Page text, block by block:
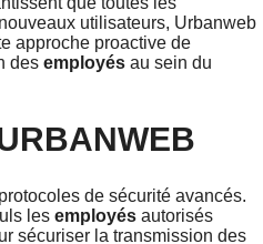
utilisateurs, Urbanweb
approche proactive de
des employés au sein du
de sécurité avancés.
les employés autorisés
sécuriser la transmission des